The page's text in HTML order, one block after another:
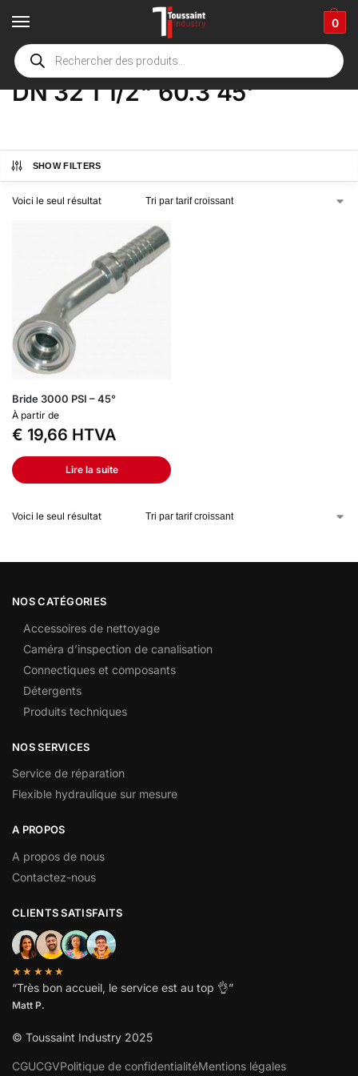
0
Accueil boutique / Product Options
DN 32 1 1/2" 60.3 45'
SHOW FILTERS
Voici le seul résultat
Bride 3000 PSI – 45°
À partir de
€ 19,66 HTVA
Lire la suite
Voici le seul résultat
NOS CATÉGORIES
Accessoires de nettoyage
Caméra d’inspection de canalisation
Connectiques et composants
Détergents
Produits techniques
NOS SERVICES
Service de réparation
Flexible hydraulique sur mesure
A PROPOS
A propos de nous
Contactez-nous
CLIENTS SATISFAITS
★★★★★
“Très bon accueil, le service est au top 👌”
Matt P.
© Toussaint Industry 2025
CGUCGVPolitique de confidentialitéMentions légales